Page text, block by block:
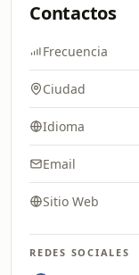
Contactos
Frecuencia
Ciudad
Idioma
Email
Sitio Web
REDES SOCIALES